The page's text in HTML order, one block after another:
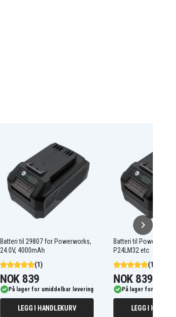
Batteri til 29807 for Powerworks,
24.0V, 4000mAh
(1)
NOK 839
På lager for umiddelbar levering
LEGG I HANDLEKURV
Batteri til Powerworks
P24LM32 etc
(1)
NOK 839
På lager for
LEGG I